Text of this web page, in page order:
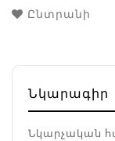
Ընտրանի
Նկարագիր
Նկարչական